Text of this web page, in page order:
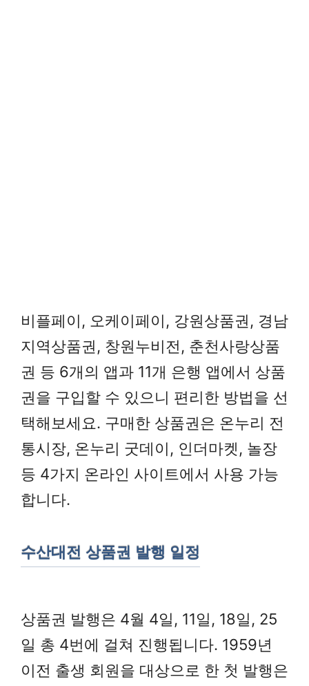
비플페이, 오케이페이, 강원상품권, 경남
지역상품권, 창원누비전, 춘천사랑상품
권 등 6개의 앱과 11개 은행 앱에서 상품
권을 구입할 수 있으니 편리한 방법을 선
택해보세요. 구매한 상품권은 온누리 전
통시장, 온누리 굿데이, 인더마켓, 놀장
등 4가지 온라인 사이트에서 사용 가능
합니다.
수산대전 상품권 발행 일정
상품권 발행은 4월 4일, 11일, 18일, 25
일 총 4번에 걸쳐 진행됩니다. 1959년
이전 출생 회원을 대상으로 한 첫 발행은